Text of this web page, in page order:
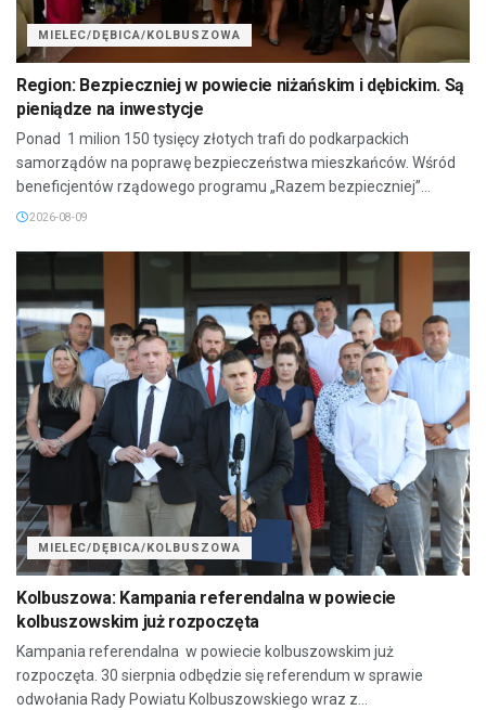
MIELEC/DĘBICA/KOLBUSZOWA
Region: Bezpieczniej w powiecie niżańskim i dębickim. Są
pieniądze na inwestycje
Ponad 1 milion 150 tysięcy złotych trafi do podkarpackich
samorządów na poprawę bezpieczeństwa mieszkańców. Wśród
beneficjentów rządowego programu „Razem bezpieczniej”...
2026-08-09
MIELEC/DĘBICA/KOLBUSZOWA
Kolbuszowa: Kampania referendalna w powiecie
kolbuszowskim już rozpoczęta
Kampania referendalna w powiecie kolbuszowskim już
rozpoczęta. 30 sierpnia odbędzie się referendum w sprawie
odwołania Rady Powiatu Kolbuszowskiego wraz z...